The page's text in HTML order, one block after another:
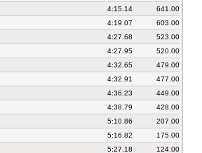
4:15.14
641.00
4:19.07
603.00
4:27.68
523.00
4:27.95
520.00
4:32.65
479.00
4:32.91
477.00
4:36.23
449.00
4:38.79
428.00
5:10.86
207.00
5:16.82
175.00
5:27.18 124.00